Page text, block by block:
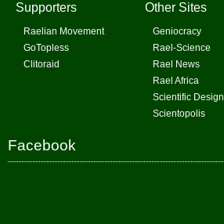
Supporters
Raelian Movement
GoTopless
Clitoraid
Other Sites
Geniocracy
Rael-Science
Rael News
Rael Africa
Scientific Design
Scientopolis
Facebook